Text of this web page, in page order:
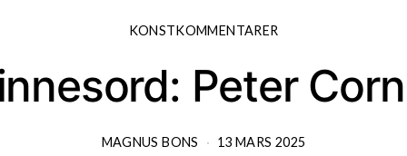
KONSTKOMMENTARER
Peter
MAGNUS BONS 13 MARS 2025